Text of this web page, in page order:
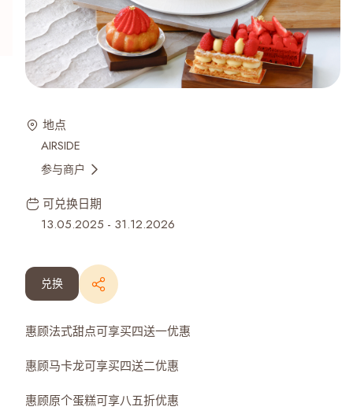
地点
AIRSIDE
参与商户
可兑换日期
13.05.2025 - 31.12.2026
兑换
惠顾法式甜点可享买四送一优惠
惠顾马卡龙可享买四送二优惠
惠顾原个蛋糕可享八五折优惠